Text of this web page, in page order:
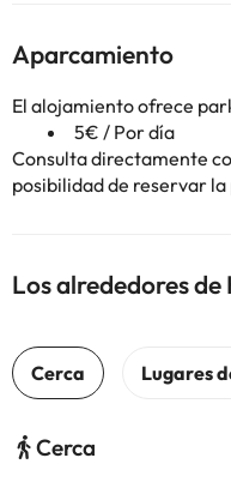
Aparcamiento
El alojamiento ofrece
5€ / Por día
Consulta directamente
posibilidad de reservar
Los alrededores de
Cerca